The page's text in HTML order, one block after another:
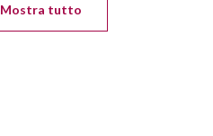
Mostra tutto